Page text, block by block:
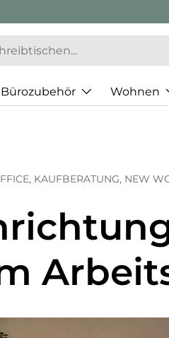
Bürozubehör Wohnen
KAUFBERATUNG, NEW